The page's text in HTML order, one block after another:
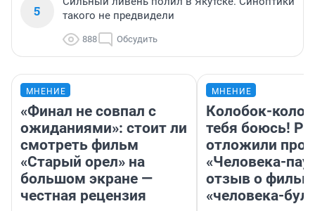
5
такого не предвидели
888 Обсудить
МНЕНИЕ
«Финал не совпал с
ожиданиями»: стоит ли
смотреть фильм
«Старый орел» на
большом экране —
честная рецензия
МНЕНИЕ
Колобок-
тебя боюсь!
отложили
«Человека-
отзыв о
«человека-